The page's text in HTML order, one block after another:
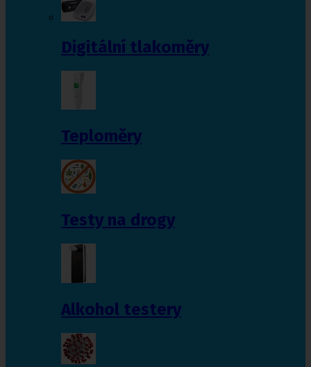
Digitální tlakoměry
Teploměry
Testy na drogy
Alkohol testery